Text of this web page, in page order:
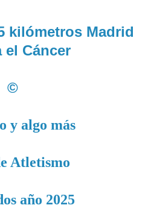
kilómetros Madrid
el Cáncer
©
y algo más
Atletismo
año 2025